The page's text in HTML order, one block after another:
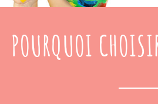
POURQUOI